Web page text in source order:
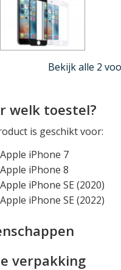
Bekijk alle 2
welk toestel?
is geschikt voor:
Apple iPhone 7
Apple iPhone 8
Apple iPhone SE (2020)
Apple iPhone SE (2022)
verpakking